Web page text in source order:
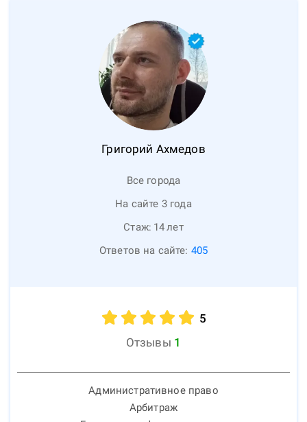
Григорий Ахмедов
Все города
На сайте 3 года
Стаж: 14лет
Ответов на сайте: 405
5
Отзывы 1
Административное право
Арбитраж